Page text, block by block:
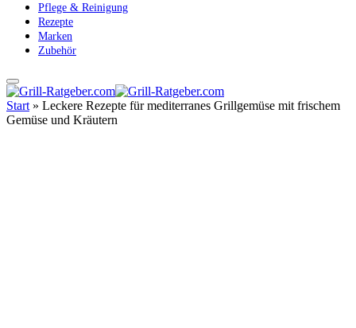
Pflege & Reinigung
Rezepte
Marken
Zubehör
Start » Leckere Rezepte für mediterranes Grillgemüse mit frischem
Gemüse und Kräutern